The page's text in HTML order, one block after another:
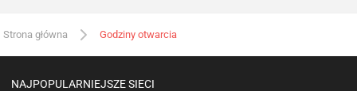
Strona główna Godziny otwarcia
NAJPOPULARNIEJSZE SIECI